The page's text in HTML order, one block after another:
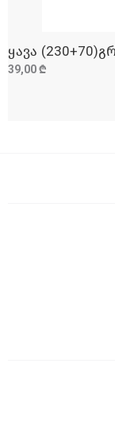
ყავა
39,00 ₾